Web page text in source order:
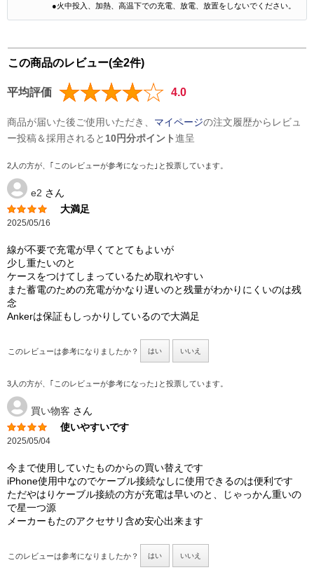
●火中投入、加熱、高温下での充電、放電、放置をしないでください。
この商品のレビュー(全2件)
平均評価 4.0
商品が届いた後ご使用いただき、 マイページの注文履歴からレビュ
ー投稿＆採用されると 10円分ポイント進呈
2人の方が、｢このレビューが参考になった｣と投票しています。
e2 さん
大満足
2025/05/16
線が不要で充電が早くてとてもよいが
少し重たいのと
ケースをつけてしまっているため取れやすい
また蓄電のための充電がかなり遅いのと残量がわかりにくいのは残
念
Ankerは保証もしっかりしているので大満足
このレビューは参考になりましたか？ はい いいえ
3人の方が、｢このレビューが参考になった｣と投票しています。
買い物客 さん
使いやすいです
2025/05/04
今まで使用していたものからの買い替えです
iPhone使用中なのでケーブル接続なしに使用できるのは便利です
ただやはりケーブル接続の方が充電は早いのと、じゃっかん重いの
で星一つ源
メーカーもたのアクセサリ含め安心出来ます
このレビューは参考になりましたか？ はい いいえ